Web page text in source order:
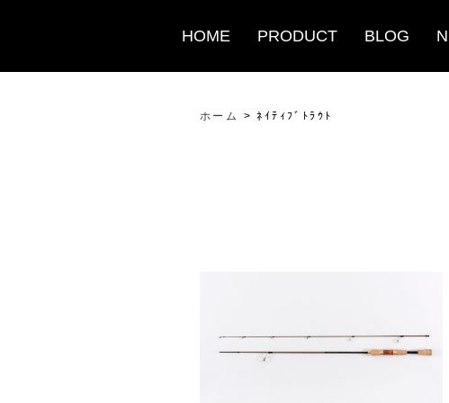
HOME PRODUCT BLOG
ホーム >ﾈｲﾃｨﾌﾞﾄﾗｳﾄ